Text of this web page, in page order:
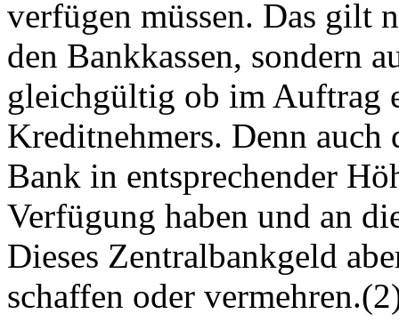
verfügen müssen. Das gilt
den Bankkassen, sondern
gleichgültig ob im Auftrag
Kreditnehmers. Denn auch
Bank in entsprechender
Verfügung haben und an
Dieses Zentralbankgeld
schaffen oder